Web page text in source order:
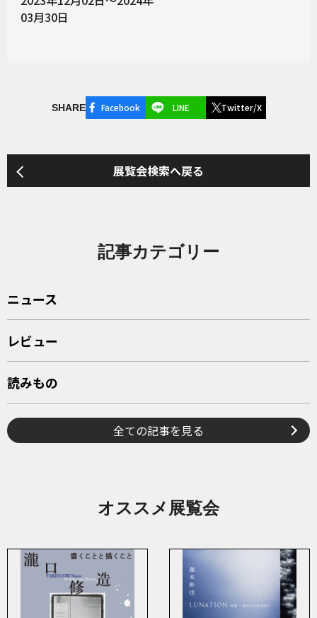
03月30日
SHARE Facebook LINE Twitter/X
展覧会検索へ戻る
記事カテゴリー
ニュース
レビュー
読みもの
全ての記事を見る
オススメ展覧会